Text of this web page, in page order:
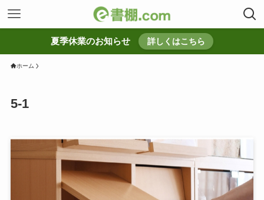
夏季休業のお知らせ 詳しくはこちら
ホーム
5-1